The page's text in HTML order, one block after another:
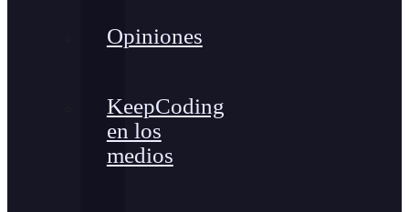
Opiniones
KeepCoding
en los
medios